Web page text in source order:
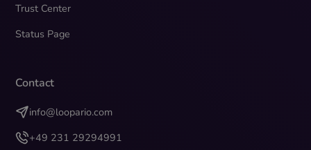
Trust Center
Status Page
Contact
info@loopario.com
+49 231 29294991